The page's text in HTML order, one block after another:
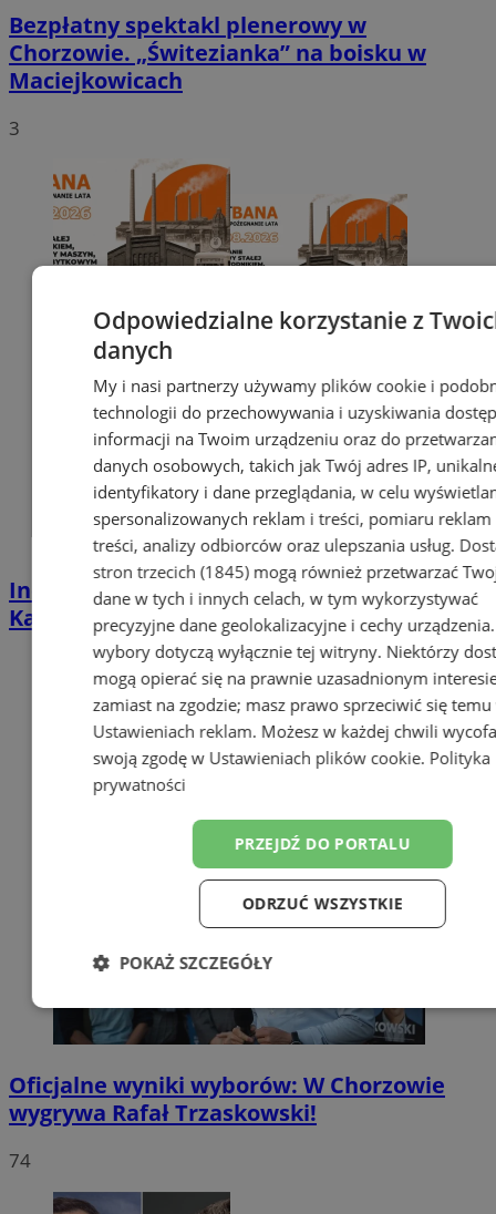
Bezpłatny spektakl plenerowy w
Chorzowie. „Świtezianka” na boisku w
Maciejkowicach
3
Industrialna podróż przez Chorzów i
Katowice. Nadchodzi HUTBANA 2026
Oficjalne wyniki wyborów: W Chorzowie
wygrywa Rafał Trzaskowski!
74
Odpowiedzialne korzystanie z
danych
My i nasi partnerzy używamy plików cookie i
technologii do przechowywania i uzyskiwania
informacji na Twoim urządzeniu oraz do
danych osobowych, takich jak Twój adres IP,
identyfikatory i dane przeglądania, w celu
spersonalizowanych reklam i treści, pomiaru reklam
treści, analizy odbiorców oraz ulepszania usług.
stron trzecich (1845)mogą również przetwarzać
dane w tych i innych celach, w tym wykorzystywać
precyzyjne dane geolokalizacyjne i cechy
wybory dotyczą wyłącznie tej witryny. Niektórzy
mogą opierać się na prawnie uzasadnionym
zamiast na zgodzie; masz prawo sprzeciwić się temu
Ustawieniach reklam. Możesz w każdej chwili
swoją zgodę w Ustawieniach plików cookie. Polityka
prywatności
PRZEJDŹ DO PORTALU
ODRZUĆ WSZYSTKIE
POKAŻ SZCZEGÓŁY
Niezbędne Wydajność
Funkcjonalność